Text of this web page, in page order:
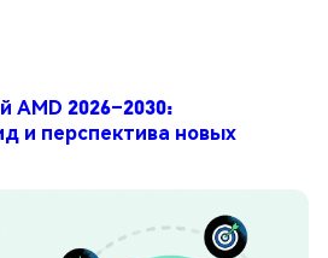
AMD 2026–2030:
и перспектива новых